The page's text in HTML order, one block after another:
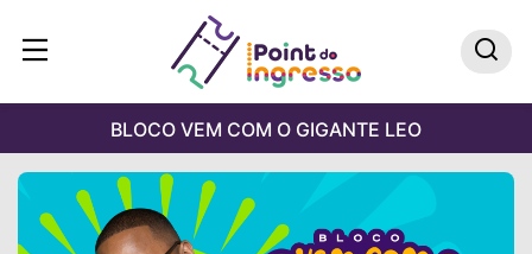
BLOCO VEM COM O GIGANTE LEO